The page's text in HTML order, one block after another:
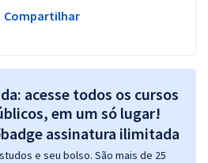
Compartilhar
acesse todos os cursos
em um só lugar!
e seu bolso. São mais de 25